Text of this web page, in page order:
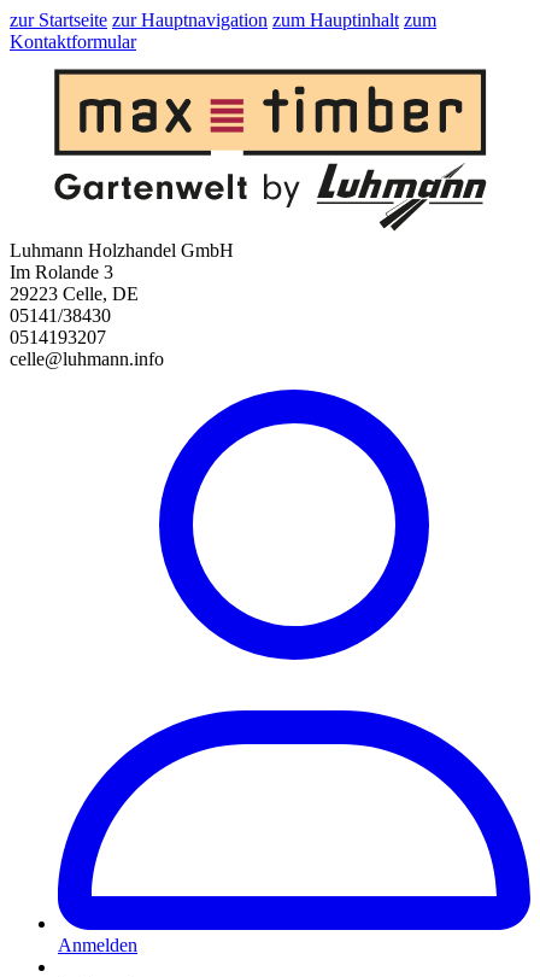
zur Startseite zur Hauptnavigation zum Hauptinhalt zum
Kontaktformular
Luhmann Holzhandel GmbH
Im Rolande 3
29223 Celle, DE
05141/38430
0514193207
celle@luhmann.info
Anmelden